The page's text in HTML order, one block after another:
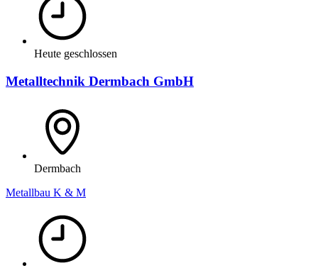
Heute geschlossen
Metalltechnik Dermbach GmbH
Dermbach
Metallbau K & M